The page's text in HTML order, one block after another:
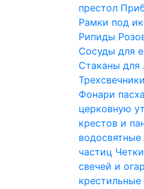
престол
Рамки под
Рипиды
Сосуды для
Стаканы для
Трехсвечники
Фонари
церковную
крестов и
водосвятные
частиц Четки
свечей и
крестильные